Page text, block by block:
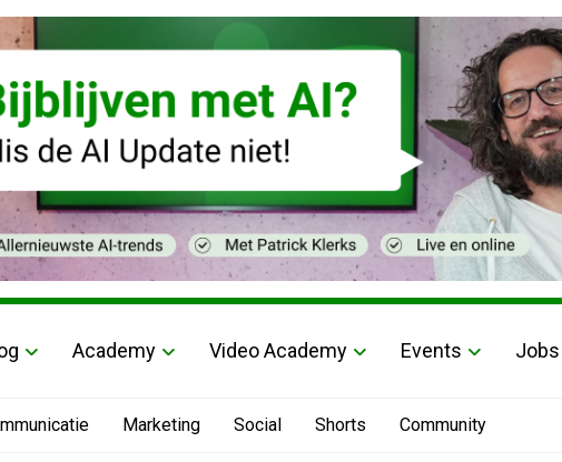
Academy Video Academy Events Jobs
Marketing Social Shorts Community